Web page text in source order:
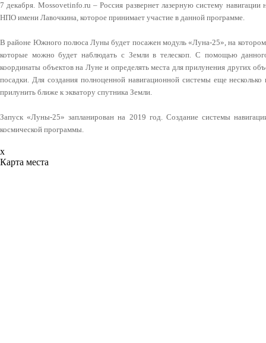
7 декабря. Mossovetinfo.ru – Россия развернет лазерную систему
НПО имени Лавочкина, которое принимает участие в данной программе.
В районе Южного полюса Луны будет посажен модуль «Луна-25», на котором
которые можно будет наблюдать с Земли в телескоп. С помощью
координаты объектов на Луне и определять места для прилунения других
посадки. Для создания полноценной навигационной системы еще
прилунить ближе к экватору спутника Земли.
Запуск «Луны-25» запланирован на 2019 год. Создание системы
космической программы.
x
Карта места